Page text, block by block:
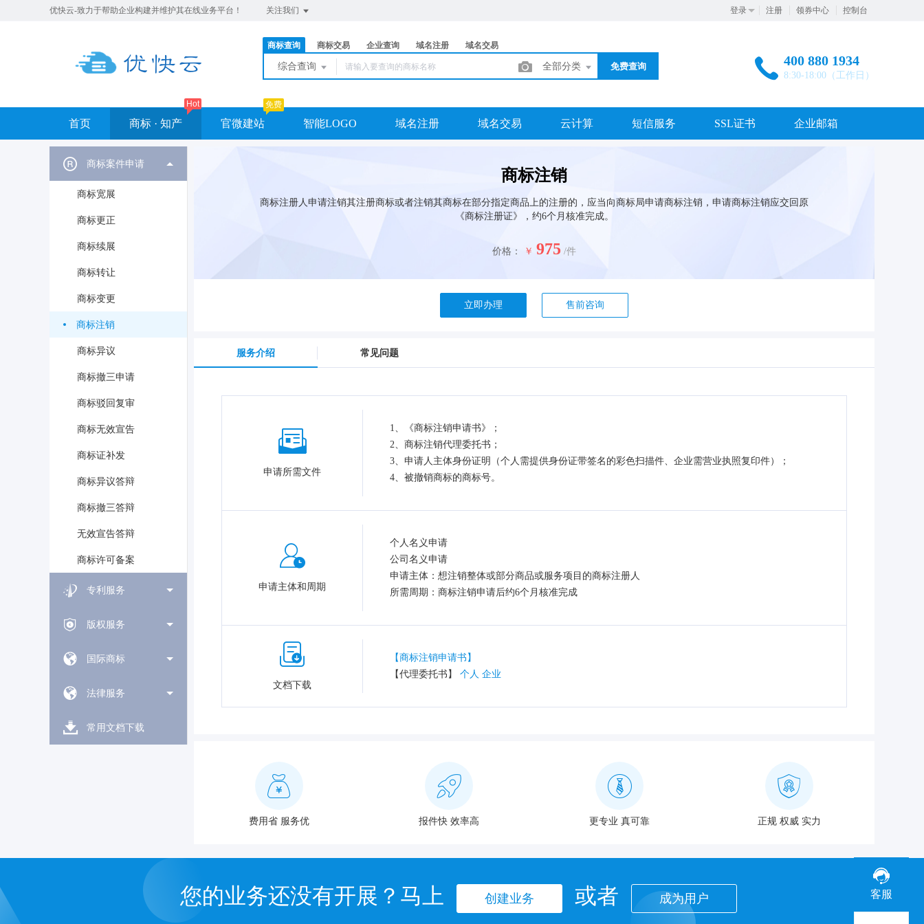
优快云-致力于帮助企业构建并维护其在线业务平台！ 关注我们 登录 注册 领券中心 控制台
商标查询 商标交易 企业查询 域名注册 域名交易
综合查询 全部分类 免费查询 400 880 1934
8:30-18:00（工作日）
首页 商标 · 知产
Hot
官微建站
免费
智能LOGO 域名注册 域名交易 云计算 短信服务 SSL证书 企业邮箱
商标案件申请
商标宽展
商标更正
商标续展
商标转让
商标变更
商标注销
商标异议
商标撤三申请
商标驳回复审
商标无效宣告
商标证补发
商标异议答辩
商标撤三答辩
无效宣告答辩
商标许可备案
专利服务
版权服务
国际商标
法律服务
常用文档下载
商标注销
商标注册人申请注销其注册商标或者注销其商标在部分指定商品上的注册的，应当向商标局申请商标注销，申请商标注销应交回原
《商标注册证》，约6个月核准完成。
价格： ￥ 975 /件
立即办理 售前咨询
服务介绍 常见问题
申请所需文件
1、《商标注销申请书》；
2、商标注销代理委托书；
3、申请人主体身份证明（个人需提供身份证带签名的彩色扫描件、企业需营业执照复印件）；
4、被撤销商标的商标号。
申请主体和周期
个人名义申请
公司名义申请
申请主体：想注销整体或部分商品或服务项目的商标注册人
所需周期：商标注销申请后约6个月核准完成
文档下载
【商标注销申请书】
【代理委托书】 个人 企业
费用省 服务优 报件快 效率高 更专业 真可靠 正规 权威 实力
您的业务还没有开展？马上 创建业务 或者 成为用户 客服